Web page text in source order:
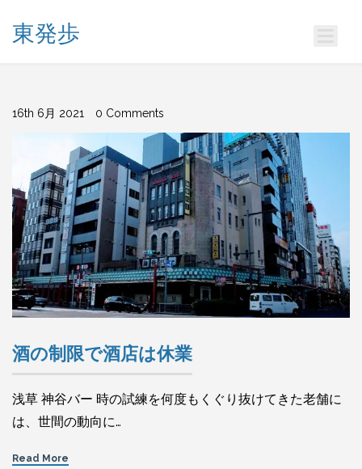
東発歩
16th 6月 2021 0 Comments
酒の制限で酒店は休業
浅草 神谷バー 時の試練を何度もくぐり抜けてきた老舗に
は、世間の動向に…
Read More